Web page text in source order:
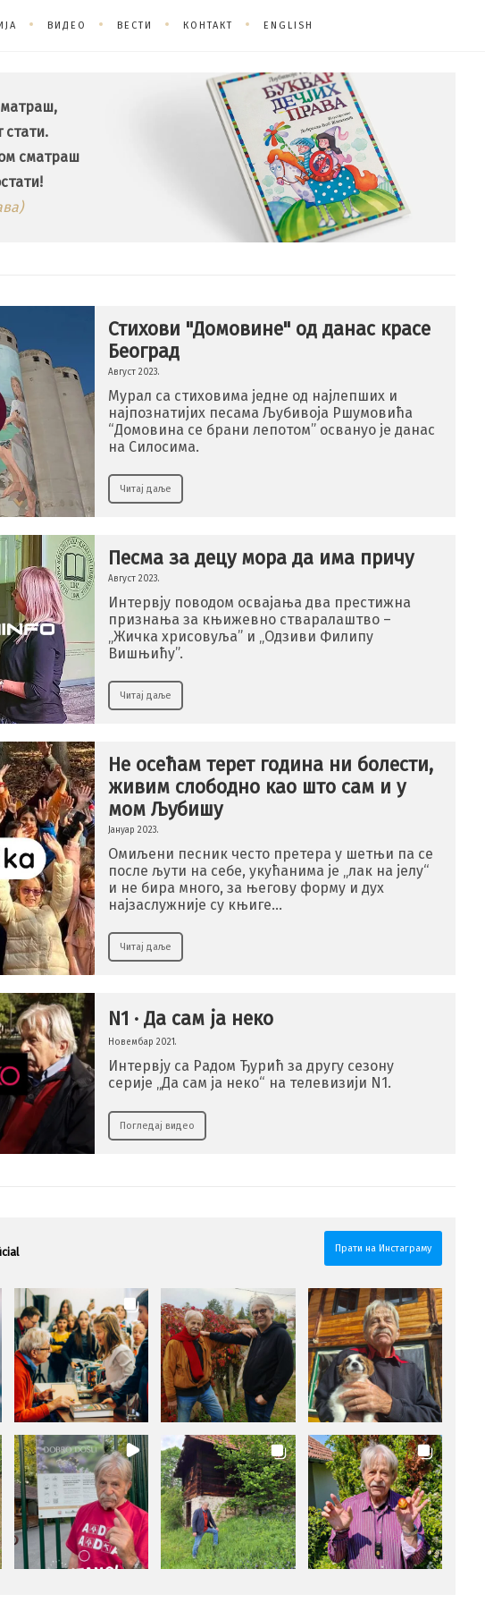
ВИДЕО ВЕСТИ КОНТАКТ ENGLISH
стати.
сматраш
Стихови "Домовинe" од данас красе
Београд
Август 2023.
Мурал са стиховима једне од најлепших и
најпознатијих песама Љубивоја Ршумовића
“Домовина се брани лепотом” освануо је данас
на Силосима.
Читај даље
Песма за децу мора да има причу
Август 2023.
Интервју поводом освајања два престижна
признања за књижевно стваралаштво –
„Жичкa хрисовуљa” и „Одзиви Филипу
Вишњићу”.
Читај даље
Не осећам терет година ни болести,
живим слободно као што сам и у
мом Љубишу
Јануар 2023.
Омиљени песник често претера у шетњи па се
после љути на себе, укућанима је „лак на јелу“
и не бира много, за његову форму и дух
најзаслужније су књиге…
Читај даље
N1 · Да сам ја неко
Новембар 2021.
Интервју са Радом Ђурић за другу сезону
серије „Да сам ја неко“ на телевизији N1.
Погледај видео
Прати на Инстаграму